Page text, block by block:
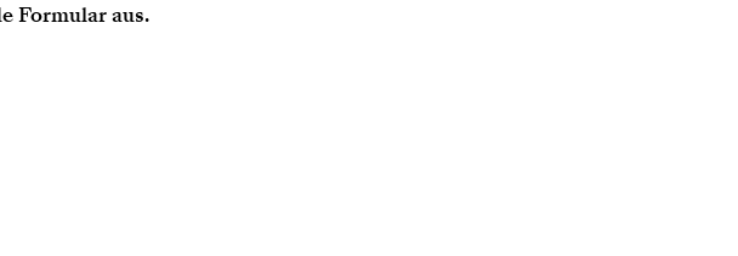
Formular aus.